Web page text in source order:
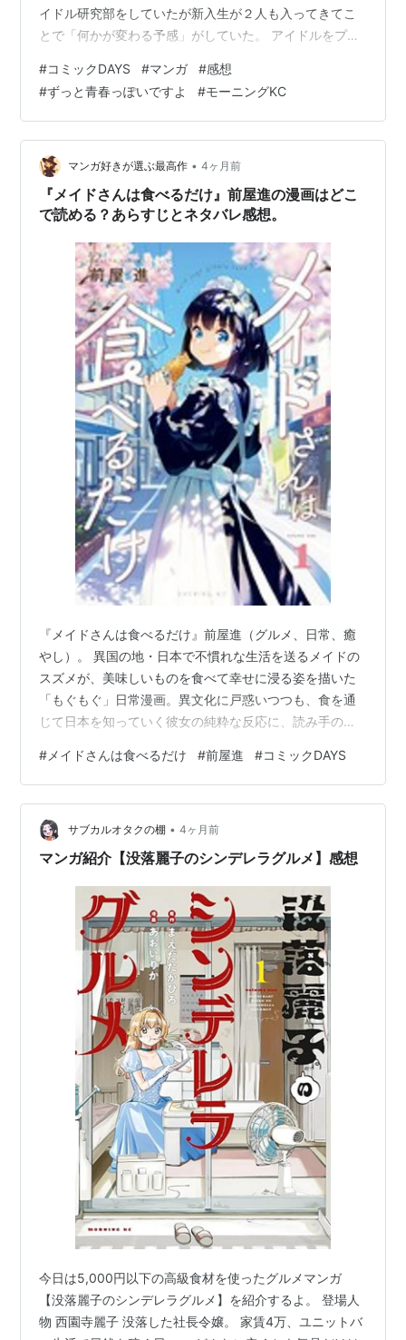
イドル研究部をしていたが新入生が２人も入ってきてこ
とで「何かが変わる予感」がしていた。 アイドルをプロ
２人と行動を開始。 しかしプロデュースする女子が捕ま
らない山田は、新入部員の１人、可愛い顔をした『杉
本』に目をつける…。 感想 「そっちかい！」まさかの変
化球が面白い。 アイドル研究部とオタクに優しいギャル
による青春群像劇。 「表紙のギャル２人に断れながら
も、なんやかんやでアイドルやるんかな…
#コミックDAYS #マンガ #感想
#ずっと青春っぽいですよ #モーニングKC
マンガ好きが選ぶ最高作 • 4ヶ月前
『メイドさんは食べるだけ』前屋進の漫画はどこ
で読める？あらすじとネタバレ感想。
『メイドさんは食べるだけ』前屋進（グルメ、日常、癒
やし）。 異国の地・日本で不慣れな生活を送るメイドの
スズメが、美味しいものを食べて幸せに浸る姿を描いた
「もぐもぐ」日常漫画。異文化に戸惑いつつも、食を通
じて日本を知っていく彼女の純粋な反応に、読み手の心
# メイドさんは食べるだけ #前屋進 #コミックDAYS
サブカルオタクの棚 • 4ヶ月前
マンガ紹介【没落麗子のシンデレラグルメ】感想
今日は5,000円以下の高級食材を使ったグルメマンガ
【没落麗子のシンデレラグルメ】を紹介するよ。 登場人
物 西園寺麗子 没落した社長令嬢。 家賃4万、ユニットバ